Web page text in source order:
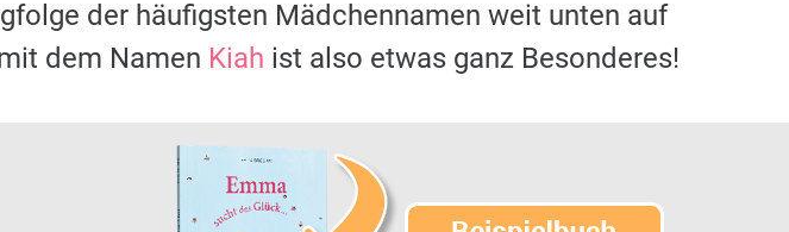
der häufigsten Mädchennamen weit unten auf
dem Namen Kiah ist also etwas ganz Besonderes!